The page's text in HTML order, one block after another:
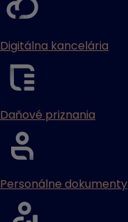
Digitálna kancelária
Daňové priznania
Personálne dokumenty